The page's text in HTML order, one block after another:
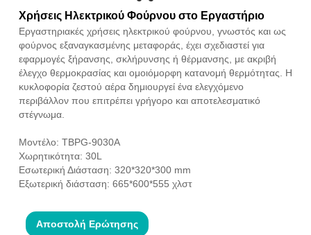
Χρήσεις Ηλεκτρικού Φούρνου στο Εργαστήριο
Εργαστηριακές χρήσεις ηλεκτρικού φούρνου, γνωστός και ως
φούρνος εξαναγκασμένης μεταφοράς, έχει σχεδιαστεί για
εφαρμογές ξήρανσης, σκλήρυνσης ή θέρμανσης, με ακριβή
έλεγχο θερμοκρασίας και ομοιόμορφη κατανομή θερμότητας. Η
κυκλοφορία ζεστού αέρα δημιουργεί ένα ελεγχόμενο
περιβάλλον που επιτρέπει γρήγορο και αποτελεσματικό
στέγνωμα.
Μοντέλο: TBPG-9030A
Χωρητικότητα: 30L
Εσωτερική Διάσταση: 320*320*300 mm
Εξωτερική διάσταση: 665*600*555 χλστ
Αποστολή Ερώτησης